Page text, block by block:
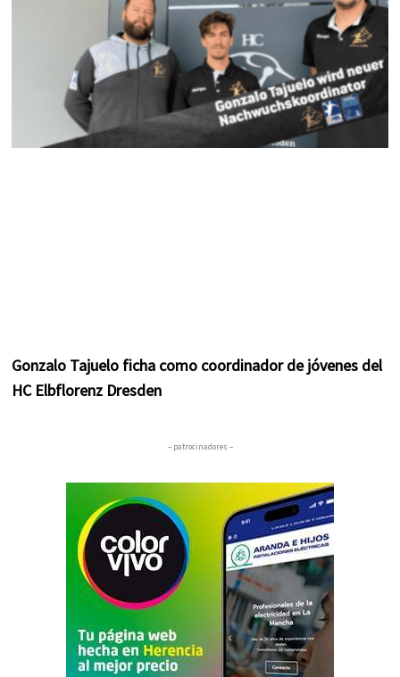
m t
Gonzalo Tajuelo ficha como coordinador de jóvenes del
HC Elbflorenz Dresden
– patrocinadores –